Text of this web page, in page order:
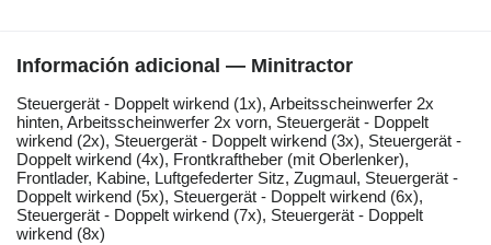
Información adicional — Minitractor
Steuergerät ​​​​​​​​​‌‌​​​​‌​​​​​​​​​‌‌‌​‌​‌​​​​​​​​​‌‌‌​‌​​​​​​​​​​​‌‌​‌‌‌‌​​​​​​​​​‌‌​‌‌​​​​​​​​​​​‌‌​‌​​‌​​​​​​​​​‌‌​‌‌‌​​​​​​​​​​‌‌​​‌​‌- Doppelt wirkend (1x), Arbeitsscheinwerfer 2x
hinten, Arbeitsscheinwerfer 2x vorn, Steuergerät - Doppelt
wirkend (2x), Steuergerät - Doppelt wirkend (3x), Steuergerät -
Doppelt wirkend (4x), Frontkraftheber (mit Oberlenker),
Frontlader, Kabine, Luftgefederter Sitz, Zugmaul, Steuergerät -
Doppelt wirkend (5x), Steuergerät - Doppelt wirkend (6x),
Steuergerät - Doppelt wirkend (7x), Steuergerät - Doppelt
wirkend (8x)